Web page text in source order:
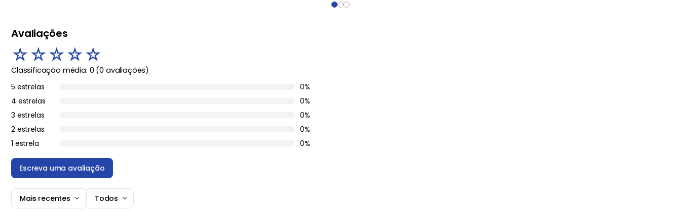
Avaliações
☆☆☆☆☆
Classificação média: 0 (0 avaliações)
5 estrelas
0%
4 estrelas
0%
3 estrelas
0%
2 estrelas
0%
1 estrela
0%
Escreva uma avaliação
Mais recentes Todos